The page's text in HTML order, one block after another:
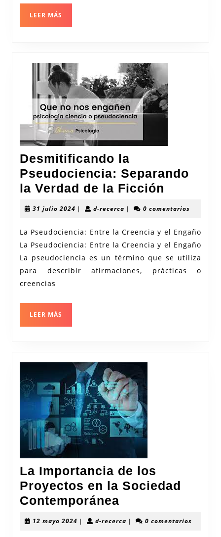
LEER MÁS
Desmitificando la
Pseudociencia: Separando
la Verdad de la Ficción
la
Verdad
de
31 julio 2024 31| d-recercad-| 0 comentarios
La Pseudociencia: Entre la Creencia y el Engaño
La Pseudociencia: Entre la Creencia y el Engaño
La pseudociencia es un término que se utiliza
para describir afirmaciones, prácticas o
creencias
LEER MÁS
La Importancia de los
Proyectos en la Sociedad
Contemporánea
Importancia
12 mayo 2024 12| d-recercad-| 0 comentarios